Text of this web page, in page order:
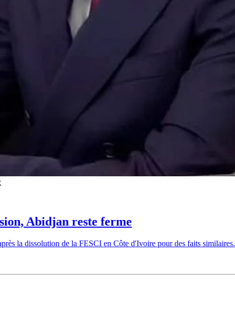
Abidjan reste ferme
la dissolution de la FESCI en Côte d'Ivoire pour des faits similaires.